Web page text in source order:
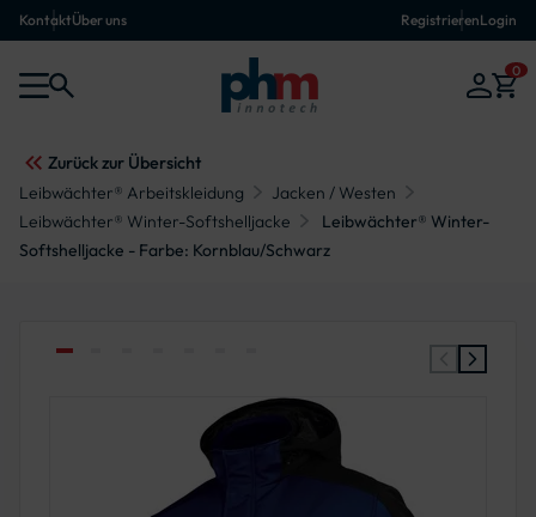
KontaktÜber uns RegistrierenLogin
0
Zurück zur Übersicht
Leibwächter® Arbeitskleidung
Jacken / Westen
Leibwächter® Winter-Softshelljacke
Leibwächter® Winter-
Softshelljacke - Farbe: Kornblau/Schwarz